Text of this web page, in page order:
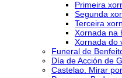
Primeira
Segunda
Terceira
Xornada na
Xornada do
Funeral de
Día de Acción de
Castelao. Mirar